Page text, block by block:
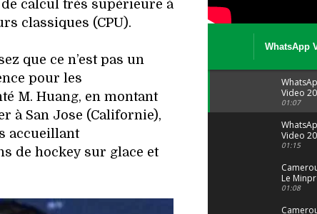
calcul très supérieure à
classiques (CPU).
que ce n’est pas un
pour les
M. Huang, en montant
à San Jose (Californie),
accueillant
de hockey sur glace et
WhatsApp
Video
04 at 15
01:07
Video
29 at 12
01:15
Le
alerte
jeunes
01:08